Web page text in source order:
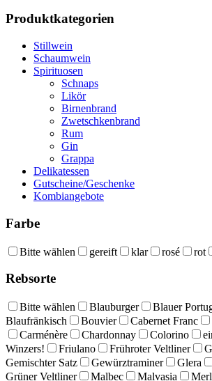
Produktkategorien
Stillwein
Schaumwein
Spirituosen
Schnaps
Likör
Birnenbrand
Zwetschkenbrand
Rum
Gin
Grappa
Delikatessen
Gutscheine/Geschenke
Kombiangebote
Farbe
Bitte wählen gereift klar rosé rot
Rebsorte
Bitte wählen Blauburger
Blauer
Blaufränkisch
Bouvier Cabernet Franc
Carménère
Chardonnay Colorino
Winzers!
Friulano Frühroter Veltliner
Gemischter Satz
Gewürztraminer Glera
Grüner Veltliner
Malbec Malvasia